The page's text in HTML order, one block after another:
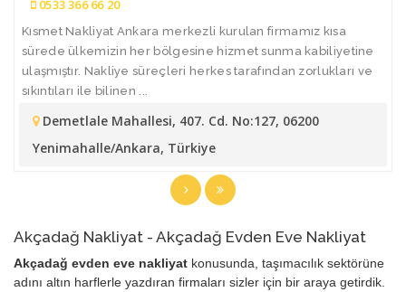
0533 366 66 20
Kısmet Nakliyat Ankara merkezli kurulan firmamız kısa
sürede ülkemizin her bölgesine hizmet sunma kabiliyetine
ulaşmıştır. Nakliye süreçleri herkes tarafından zorlukları ve
sıkıntıları ile bilinen ...
Demetlale Mahallesi, 407. Cd. No:127, 06200
Yenimahalle/Ankara, Türkiye
Akçadağ Nakliyat - Akçadağ Evden Eve Nakliyat
Akçadağ evden eve nakliyat konusunda, taşımacılık sektörüne
adını altın harflerle yazdıran firmaları sizler için bir araya getirdik.